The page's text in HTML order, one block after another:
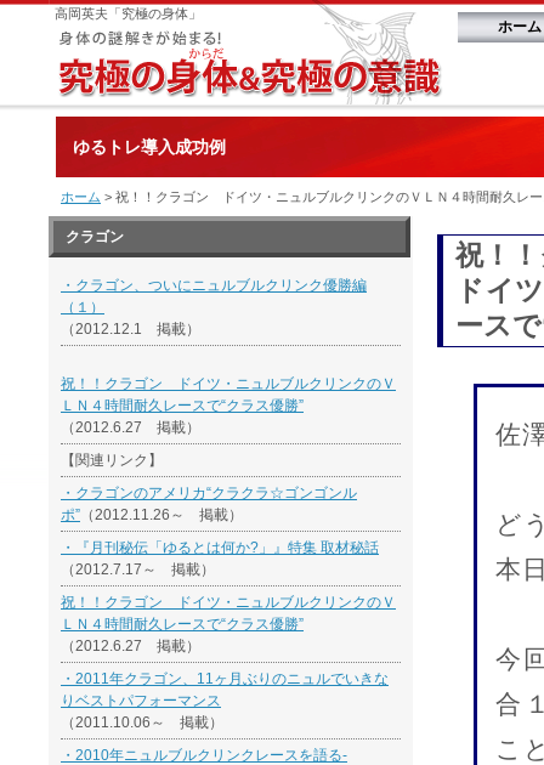
高岡英夫「究極の身体」
ホーム
ゆるトレ導入成功例
ホーム > 祝！！クラゴン ドイツ・ニュルブルクリンクのＶＬＮ４時間耐久レー
クラゴン
・クラゴン、ついにニュルブルクリンク優勝編
（１）
（2012.12.1 掲載）
祝！！クラゴン ドイツ・ニュルブルクリンクのＶ
ＬＮ４時間耐久レースで“クラス優勝”
（2012.6.27 掲載）
【関連リンク】
・クラゴンのアメリカ“クラクラ☆ゴンゴンル
ポ” （2012.11.26～ 掲載）
・『月刊秘伝「ゆるとは何か?」』特集 取材秘話
（2012.7.17～ 掲載）
祝！！クラゴン ドイツ・ニュルブルクリンクのＶ
ＬＮ４時間耐久レースで“クラス優勝”
（2012.6.27 掲載）
・2011年クラゴン、11ヶ月ぶりのニュルでいきな
りベストパフォーマンス
（2011.10.06～ 掲載）
・2010年ニュルブルクリンクレースを語る-
祝！
ドイ
ース
佐
ど
本
今
合
こ